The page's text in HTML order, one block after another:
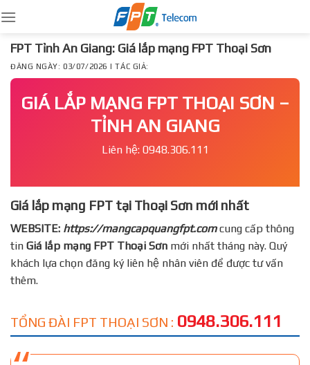
to
content
FPT Tỉnh An Giang: Giá lắp mạng FPT Thoại Sơn
ĐĂNG NGÀY: 03/07/2026 | TÁC GIẢ:
GIÁ LẮP MẠNG FPT THOẠI SƠN –
TỈNH AN GIANG
Liên hệ: 0948.306.111
Giá lắp mạng FPT tại Thoại Sơn mới nhất
WEBSITE: https://mangcapquangfpt.comcung cấp thông
tin Giá lắp mạng FPT Thoại Sơn mới nhất tháng này. Quý
khách lựa chọn đăng ký liên hệ nhân viên để được tư vấn
thêm.
TỔNG ĐÀI FPT THOẠI SƠN : 0948.306.111